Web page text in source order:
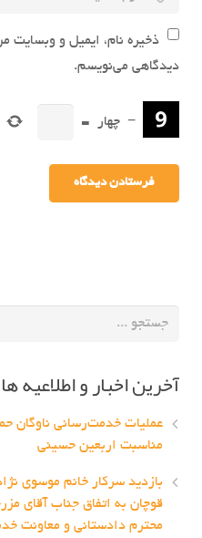
ذخیره نام، ایمیل و وبسایت
دیدگاهی می‌نویسم.
− چهار =
آخرین اخبار و اطلاعیه ها
عملیات خدمت‌رسانی ناوگان
مناسبت اربعین حسینی
بازدید سرکار خانم موسوی
قوچان به اتفاق جناب آقای
محترم دادستانی و معاونت